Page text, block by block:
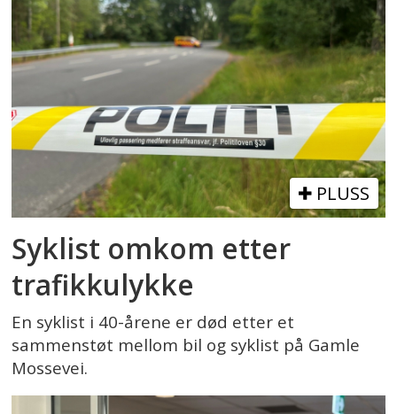
PLUSS
Syklist omkom etter
trafikkulykke
En syklist i 40-årene er død etter et
sammenstøt mellom bil og syklist på Gamle
Mossevei.